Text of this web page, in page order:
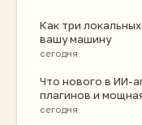
Как три
вашу машину
сегодня
Что нового в ИИ-
плагинов и
сегодня